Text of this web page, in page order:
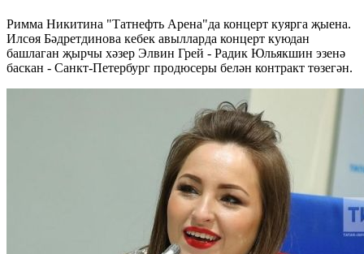
Римма Никитина "Татнефть Арена"да концерт куярга җыена.
Илсөя Бәдретдинова кебек авылларда концерт куюдан
башлаган җырчы хәзер Элвин Грей - Радик Юльякшин эзенә
баскан - Санкт-Петербург продюсеры белән контракт төзегән.